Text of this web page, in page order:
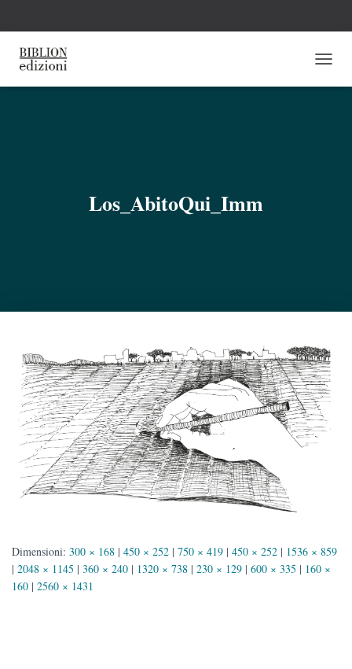
A
E
Los_AbitoQui_Imm
Dimensioni: 300 × 168 | 450 × 252 | 750 × 419 | 450 × 252 | 1536 × 859
| 2048 × 1145 | 360 × 240 | 1320 × 738 | 230 × 129 | 600 × 335 | 160 ×
160 | 2560 × 1431